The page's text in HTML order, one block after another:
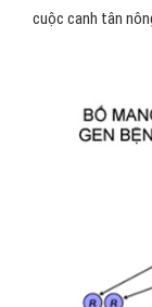
cuộc canh tân